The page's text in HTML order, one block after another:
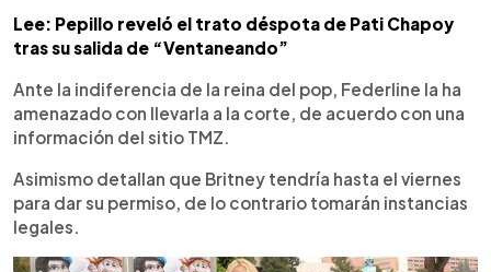
Lee: Pepillo reveló el trato déspota de Pati Chapoy
tras su salida de “Ventaneando”
Ante la indiferencia de la reina del pop, Federline la ha
amenazado con llevarla a la corte, de acuerdo con una
información del sitio TMZ.
Asimismo detallan que Britney tendría hasta el viernes
para dar su permiso, de lo contrario tomarán instancias
legales.